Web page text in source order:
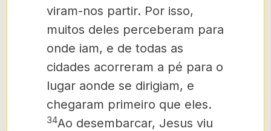
viram-nos partir. Por isso,
muitos deles perceberam para
onde iam, e de todas as
cidades acorreram a pé para o
lugar aonde se dirigiam, e
chegaram primeiro que eles.
34Ao desembarcar, Jesus viu